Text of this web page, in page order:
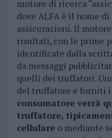
motore di ricerca
dove ALFA è il nome
assicurazioni. Il
risultati, con le prime
identificate dalla
da messaggi
quelli dei truffatori.
del truffatore e forniti
consumatore verrà
truffatore,
cellulare o mediante